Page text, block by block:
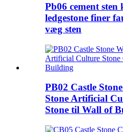
Pb06 cement
ledgestone finer
væg sten
PB02 Castle
Stone Artificial
Stone til Wall of